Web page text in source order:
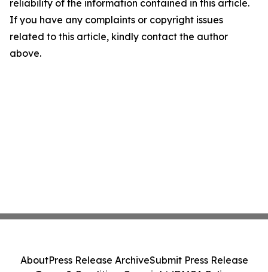
reliability of the information contained in this article.
If you have any complaints or copyright issues
related to this article, kindly contact the author
above.
AboutPress Release ArchiveSubmit Press Release